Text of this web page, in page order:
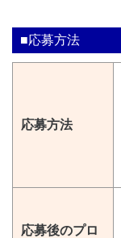
■応募方法
応募方法
応募後のプロ